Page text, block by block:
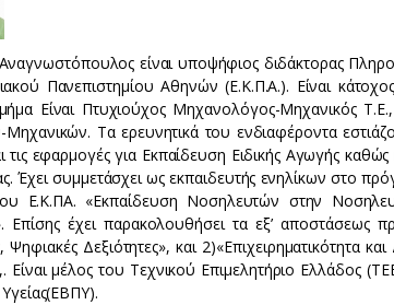
είναι υποψήφιος διδάκτορας
Πανεπιστημίου Αθηνών (Ε.Κ.Π.Α.). Είναι
Είναι Πτυχιούχος Μηχανολόγος-Μηχανικός
Τα ερευνητικά του ενδιαφέροντα
τις εφαρμογές για Εκπαίδευση Ειδικής Αγωγής
Έχει συμμετάσχει ως εκπαιδευτής ενηλίκων στο
Ε.Κ.ΠΑ. «Εκπαίδευση Νοσηλευτών στην
Επίσης έχει παρακολουθήσει τα εξ’ αποστάσεως
Ψηφιακές Δεξιότητες», και
Είναι μέλος του Τεχνικού Επιμελητήριο Ελλάδος